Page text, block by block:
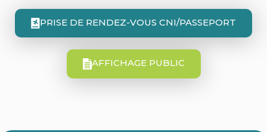
PRISE DE RENDEZ-VOUS CNI/PASSEPORT
AFFICHAGE PUBLIC